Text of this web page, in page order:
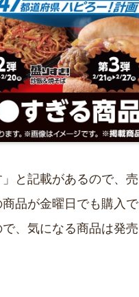
と記載があるので、
品が金曜日でも購入
、気になる商品は発